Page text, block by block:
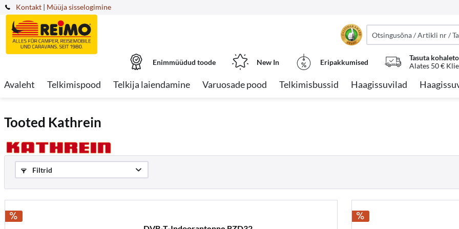
Kontakt | Müüja sisselogimine
Enimmüüdud toode New In Eripakkumised
Tasuta
Alates 50 €
Avaleht Telkimispood Telkija laiendamine Varuosade pood Telkimisbussid Haagissuvilad
Tooted Kathrein
Filtrid